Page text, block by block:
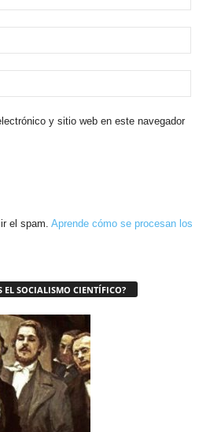
y sitio web en este navegador
el spam. Aprende cómo se procesan los
EL SOCIALISMO CIENTÍFICO?